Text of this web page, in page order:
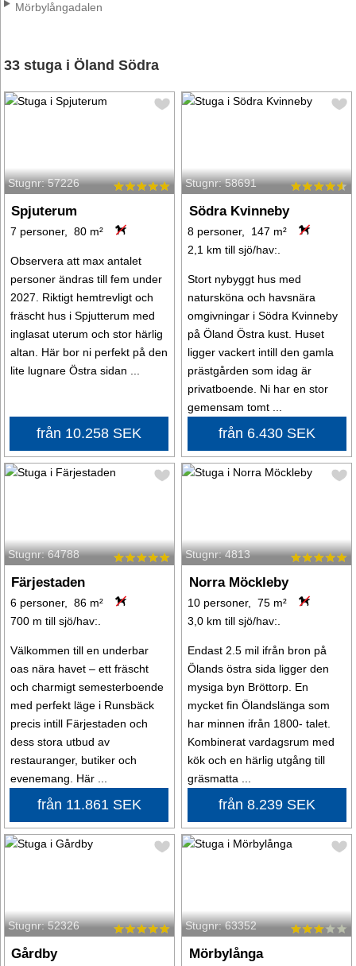
Mörbylångadalen
33 stuga i Öland Södra
Stugnr: 57226
Spjuterum
7 personer, 80 m²
Observera att max antalet
personer ändras till fem under
2027. Riktigt hemtrevligt och
fräscht hus i Spjutterum med
inglasat uterum och stor härlig
altan. Här bor ni perfekt på den
lite lugnare Östra sidan ...
från 10.258 SEK
Stugnr: 58691
Södra Kvinneby
8 personer, 147 m²
2,1 km till sjö/hav:.
Stort nybyggt hus med
natursköna och havsnära
omgivningar i Södra Kvinneby
på Öland Östra kust. Huset
ligger vackert intill den gamla
prästgården som idag är
privatboende. Ni har en stor
gemensam tomt ...
från 6.430 SEK
Stugnr: 64788
Färjestaden
6 personer, 86 m²
700 m till sjö/hav:.
Välkommen till en underbar
oas nära havet – ett fräscht
och charmigt semesterboende
med perfekt läge i Runsbäck
precis intill Färjestaden och
dess stora utbud av
restauranger, butiker och
evenemang. Här ...
från 11.861 SEK
Stugnr: 4813
Norra Möckleby
10 personer, 75 m²
3,0 km till sjö/hav:.
Endast 2.5 mil ifrån bron på
Ölands östra sida ligger den
mysiga byn Bröttorp. En
mycket fin Ölandslänga som
har minnen ifrån 1800- talet.
Kombinerat vardagsrum med
kök och en härlig utgång till
gräsmatta ...
från 8.239 SEK
Stugnr: 52326
Gårdby
Stugnr: 63352
Mörbylånga